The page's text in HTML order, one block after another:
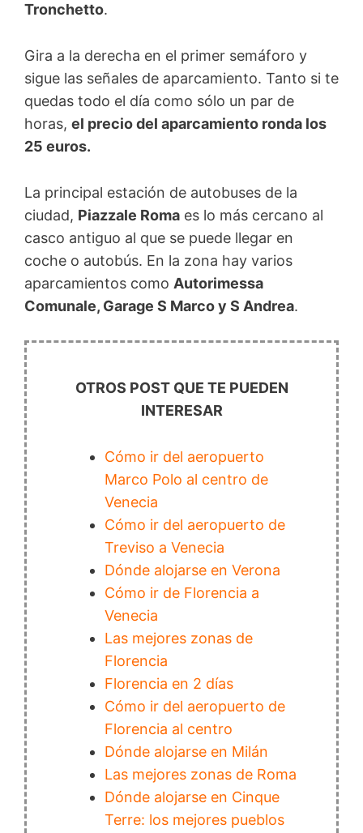
Tronchetto.
Gira a la derecha en el primer semáforo y
sigue las señales de aparcamiento. Tanto si te
quedas todo el día como sólo un par de
horas, el precio del aparcamiento ronda los
25 euros.
La principal estación de autobuses de la
ciudad, Piazzale Roma es lo más cercano al
casco antiguo al que se puede llegar en
coche o autobús. En la zona hay varios
aparcamientos como Autorimessa
Comunale, Garage S Marco y S Andrea.
OTROS POST QUE TE PUEDEN
INTERESAR
Cómo ir del aeropuerto
Marco Polo al centro de
Venecia
Cómo ir del aeropuerto de
Treviso a Venecia
Dónde alojarse en Verona
Cómo ir de Florencia a
Venecia
Las mejores zonas de
Florencia
Florencia en 2 días
Cómo ir del aeropuerto de
Florencia al centro
Dónde alojarse en Milán
Las mejores zonas de Roma
Dónde alojarse en Cinque
Terre: los mejores pueblos